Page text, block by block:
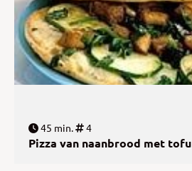
45 min. 4
Pizza van naanbrood met tofu